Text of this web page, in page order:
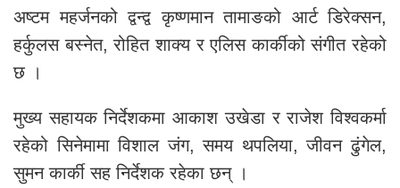
अष्टम महर्जनको द्वन्द्व कृष्णमान तामाङको आर्ट डिरेक्सन,
हर्कुलस बस्नेत, रोहित शाक्य र एलिस कार्कीको संगीत रहेको
छ ।
मुख्य सहायक निर्देशकमा आकाश उखेडा र राजेश विश्वकर्मा
रहेको सिनेमामा विशाल जंग, समय थपलिया, जीवन ढुंगेल,
सुमन कार्की सह निर्देशक रहेका छन् ।